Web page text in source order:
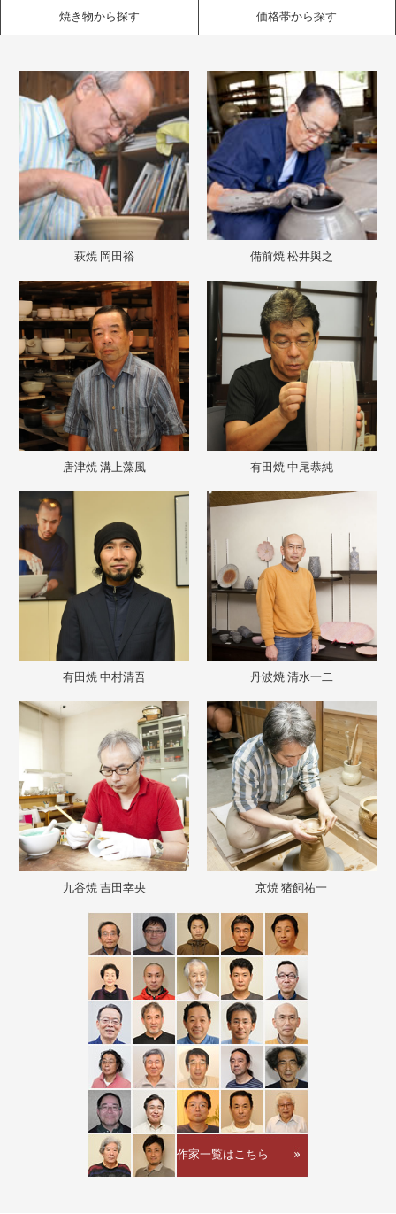
焼き物から探す 価格帯から探す
萩焼 岡田裕 備前焼 松井與之
唐津焼 溝上藻風 有田焼 中尾恭純
有田焼 中村清吾 丹波焼 清水一二
九谷焼 吉田幸央 京焼 猪飼祐一
作家一覧はこちら